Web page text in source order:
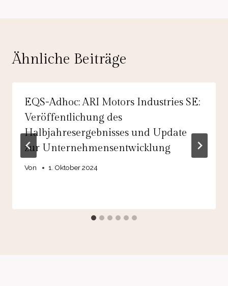
Ähnliche Beiträge
EQS-Adhoc: ARI Motors Industries SE:
Veröffentlichung des
Halbjahresergebnisses und Update
zur Unternehmensentwicklung
Von 1. Oktober 2024